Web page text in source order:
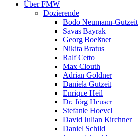
Über FMW
Dozierende
Bodo Neumann-Gutzeit
Savas Bayrak
Georg Boeßner
Nikita Bratus
Ralf Cetto
Max Clouth
Adrian Goldner
Daniela Gutzeit
Enrique Heil
Dr. Jörg Heuser
Stefanie Hoevel
David Julian Kirchner
Daniel Schild